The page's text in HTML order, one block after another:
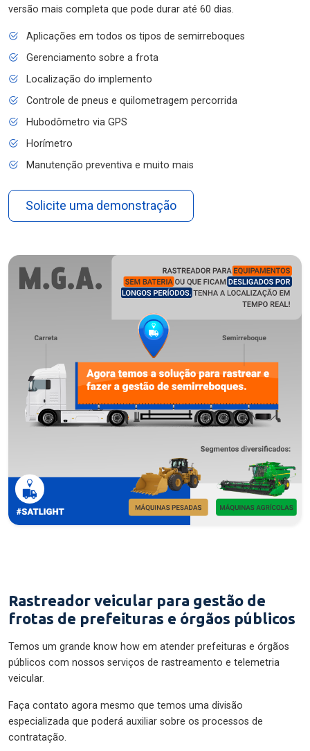
versão mais completa que pode durar até 60 dias.
Aplicações em todos os tipos de semirreboques
Gerenciamento sobre a frota
Localização do implemento
Controle de pneus e quilometragem percorrida
Hubodômetro via GPS
Horímetro
Manutenção preventiva e muito mais
Solicite uma demonstração
Rastreador veicular para gestão de
frotas de prefeituras e órgãos públicos
Temos um grande know how em atender prefeituras e órgãos
públicos com nossos serviços de rastreamento e telemetria
veicular.
Faça contato agora mesmo que temos uma divisão
especializada que poderá auxiliar sobre os processos de
contratação.